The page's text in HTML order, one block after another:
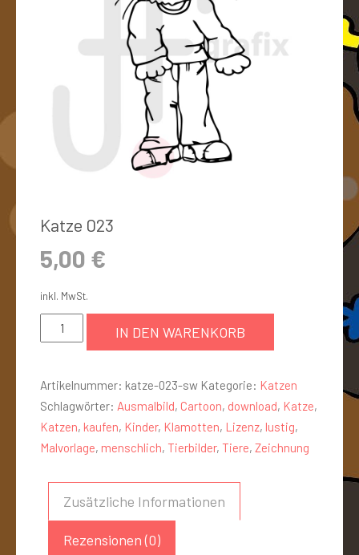
Katze 023
5,00 €
inkl. MwSt.
IN DEN WARENKORB
Artikelnummer: katze-023-sw Kategorie: Katzen
Schlagwörter: Ausmalbild, Cartoon, download, Katze,
Katzen, kaufen, Kinder, Klamotten, Lizenz, lustig,
Malvorlage, menschlich, Tierbilder, Tiere, Zeichnung
Zusätzliche Informationen
Rezensionen (0)